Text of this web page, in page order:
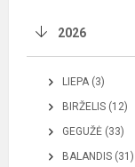
2026
LIEPA (3)
BIRŽELIS (12)
GEGUŽĖ (33)
BALANDIS (31)